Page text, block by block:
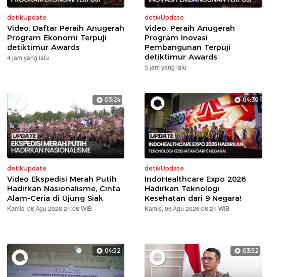
detikUpdate
Video: Daftar Peraih Anugerah
Program Ekonomi Terpuji
detiktimur Awards
4 jam yang lalu
detikUpdate
Video: Peraih Anugerah
Program Inovasi
Pembangunan Terpuji
detiktimur Awards
5 jam yang lalu
03:24
detikUpdate
Video Ekspedisi Merah Putih
Hadirkan Nasionalisme, Cinta
Alam-Ceria di Ujung Siak
Kamis, 06 Agu 2026 21:06 WIB
04:39
detikUpdate
IndoHealthcare Expo 2026
Hadirkan Teknologi
Kesehatan dari 9 Negara!
Kamis, 06 Agu 2026 06:21 WIB
04:52 03:52